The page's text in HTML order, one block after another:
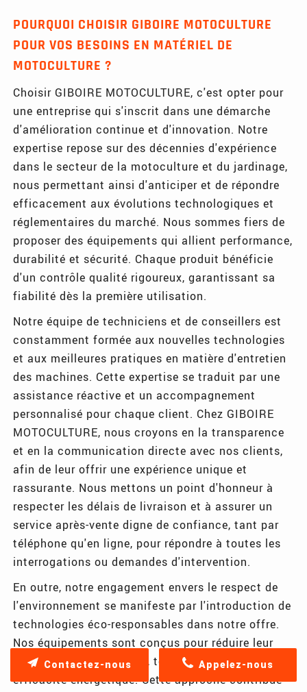
POURQUOI CHOISIR GIBOIRE MOTOCULTURE
POUR VOS BESOINS EN MATÉRIEL DE
MOTOCULTURE ?
Choisir GIBOIRE MOTOCULTURE, c'est opter pour
une entreprise qui s'inscrit dans une démarche
d'amélioration continue et d'innovation. Notre
expertise repose sur des décennies d'expérience
dans le secteur de la motoculture et du jardinage,
nous permettant ainsi d'anticiper et de répondre
efficacement aux évolutions technologiques et
réglementaires du marché. Nous sommes fiers de
proposer des équipements qui allient performance,
durabilité et sécurité. Chaque produit bénéficie
d'un contrôle qualité rigoureux, garantissant sa
fiabilité dès la première utilisation.
Notre équipe de techniciens et de conseillers est
constamment formée aux nouvelles technologies
et aux meilleures pratiques en matière d'entretien
des machines. Cette expertise se traduit par une
assistance réactive et un accompagnement
personnalisé pour chaque client. Chez GIBOIRE
MOTOCULTURE, nous croyons en la transparence
et en la communication directe avec nos clients,
afin de leur offrir une expérience unique et
rassurante. Nous mettons un point d'honneur à
respecter les délais de livraison et à assurer un
service après-vente digne de confiance, tant par
téléphone qu'en ligne, pour répondre à toutes les
interrogations ou demandes d'intervention.
En outre, notre engagement envers le respect de
l'environnement se manifeste par l'introduction de
technologies éco-responsables dans notre offre.
Nos équipements sont conçus pour réduire leur
impact environnemental, tout en maximisant leur
efficacité énergétique. Cette approche contribue
Appelez-nous
Contactez-nous